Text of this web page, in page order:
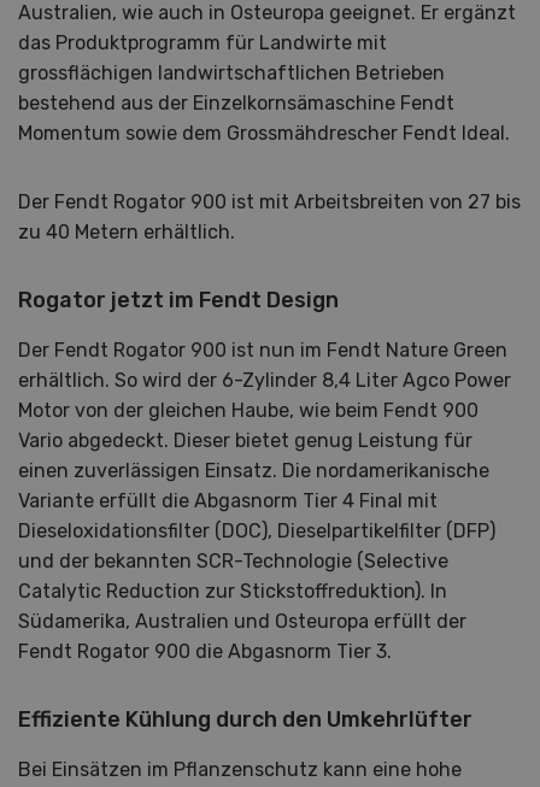
Australien, wie auch in Osteuropa geeignet. Er ergänzt
das Produktprogramm für Landwirte mit
grossflächigen landwirtschaftlichen Betrieben
bestehend aus der Einzelkornsämaschine Fendt
Momentum sowie dem Grossmähdrescher Fendt Ideal.
Der Fendt Rogator 900 ist mit Arbeitsbreiten von 27 bis
zu 40 Metern erhältlich.
Rogator jetzt im Fendt Design
Der Fendt Rogator 900 ist nun im Fendt Nature Green
erhältlich. So wird der 6-Zylinder 8,4 Liter Agco Power
Motor von der gleichen Haube, wie beim Fendt 900
Vario abgedeckt. Dieser bietet genug Leistung für
einen zuverlässigen Einsatz. Die nordamerikanische
Variante erfüllt die Abgasnorm Tier 4 Final mit
Dieseloxidationsfilter (DOC), Dieselpartikelfilter (DFP)
und der bekannten SCR-Technologie (Selective
Catalytic Reduction zur Stickstoffreduktion). In
Südamerika, Australien und Osteuropa erfüllt der
Fendt Rogator 900 die Abgasnorm Tier 3.
Effiziente Kühlung durch den Umkehrlüfter
Bei Einsätzen im Pflanzenschutz kann eine hohe